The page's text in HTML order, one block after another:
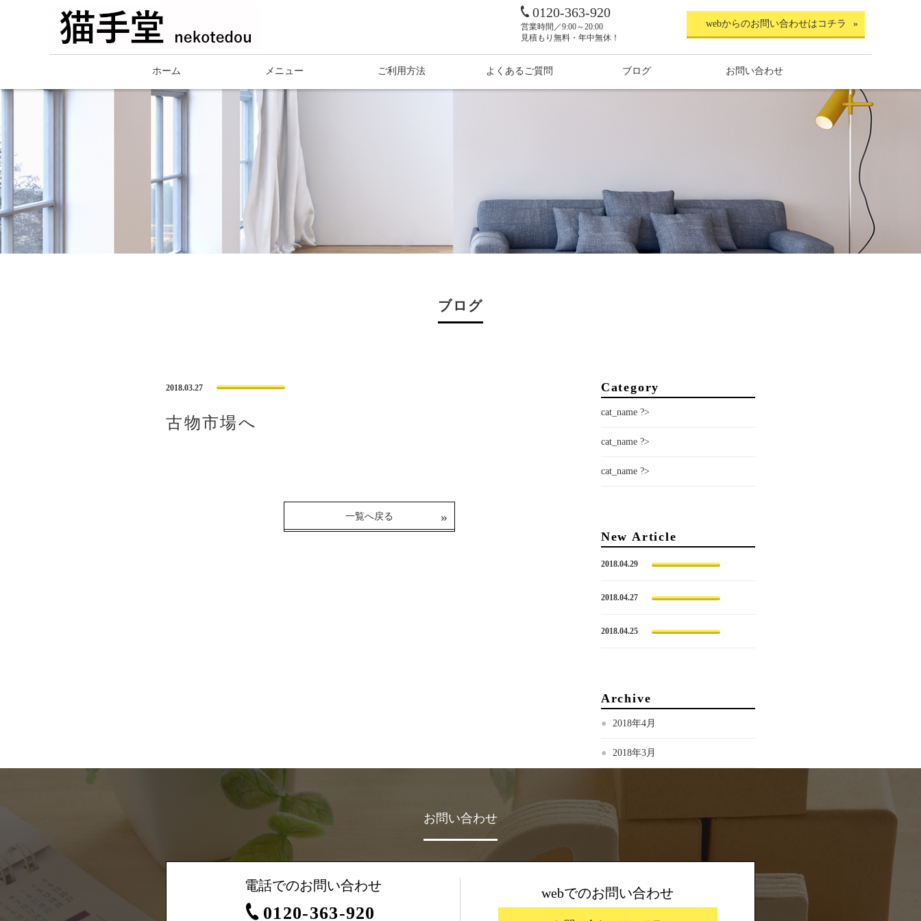
0120-363-920
営業時間／9:00～20:00
見積もり無料・年中無休！
webからのお問い合わせはコチラ
ホーム メニュー ご利用方法 よくあるご質問 ブログ お問い合わせ
ブログ
2018.03.27
古物市場へ
一覧へ戻る
Category
cat_name ?>
cat_name ?>
cat_name ?>
New Article
2018.04.29
2018.04.27
2018.04.25
Archive
2018年4月
2018年3月
お問い合わせ
電話でのお問い合わせ
0120-363-920
webでのお問い合わせ